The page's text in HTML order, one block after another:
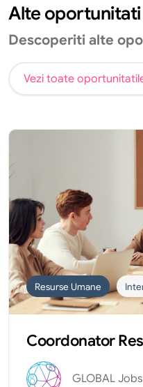
Alte oportunitati
Descoperiti alte
Vezi toate
Resurse Umane
Coordonator
GLOBAL Jobs